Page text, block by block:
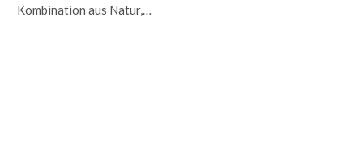
Kombination aus Natur,…